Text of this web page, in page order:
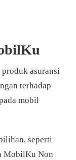
asuransi
terhadap
mobil
seperti
MobilKu Non